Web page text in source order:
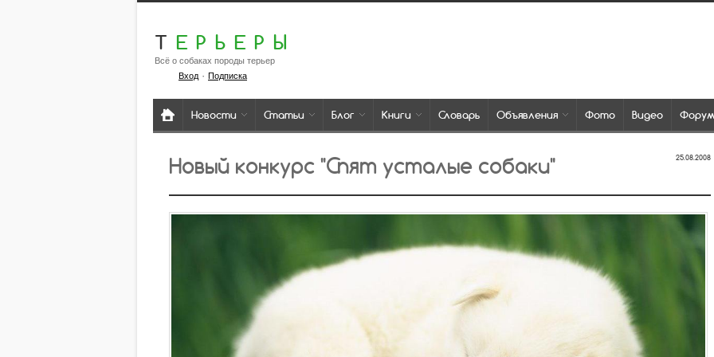
Т ЕРЬЕРЫ
Всё о собаках породы терьер
Вход· Подписка
Новости Статьи Блог Книги Словарь Объявления Фото Видео Форум
25.08.2008
Новый конкурс "Спят усталые собаки"